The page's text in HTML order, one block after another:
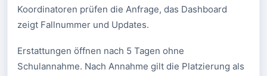
Koordinatoren prüfen die Anfrage, das Dashboard
zeigt Fallnummer und Updates.
Erstattungen öffnen nach 5 Tagen ohne
Schulannahme. Nach Annahme gilt die Platzierung als